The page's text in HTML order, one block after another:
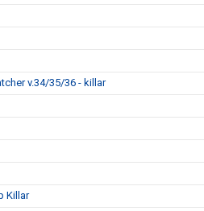
v.34/35/36 - killar
Killar